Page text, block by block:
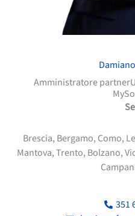
Amministratore
Brescia, Bergamo, Como,
Mantova, Trento, Bolzano,
351